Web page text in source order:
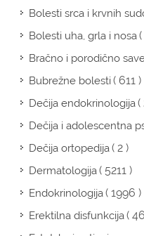
Bolesti srca i krvnih
Bolesti uha, grla i nosa
Bračno i porodično
Bubrežne bolesti( 611 )
Dečija endokrinologija(
Dečija i adolescentna
Dečija ortopedija( 2 )
Dermatologija( 5211 )
Endokrinologija( 1996 )
Erektilna disfunkcija(